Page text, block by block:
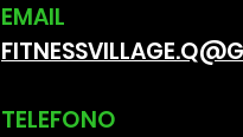
EMAIL
TELEFONO